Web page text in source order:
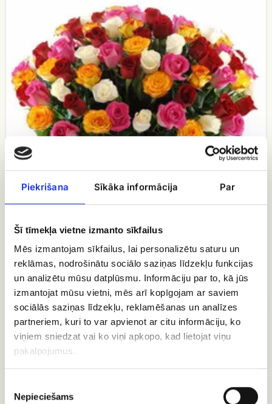
Piekrišana Sīkāka informācija Par
Šī tīmekļa vietne izmanto sīkfailus
Mēs izmantojam sīkfailus, lai personalizētu saturu un
reklāmas, nodrošinātu sociālo saziņas līdzekļu funkcijas
un analizētu mūsu datplūsmu. Informāciju par to, kā jūs
izmantojat mūsu vietni, mēs arī kopīgojam ar saviem
sociālās saziņas līdzekļu, reklamēšanas un analīzes
partneriem, kuri to var apvienot ar citu informāciju, ko
viņiem sniedzat vai ko viņi apkopo, kad lietojat viņu
pakalpojumus.
izvēle
Nepieciešams
101 dažādu krāsu roze grozā
EUR 393.90
Atvērt preci
Orhideju
grozs